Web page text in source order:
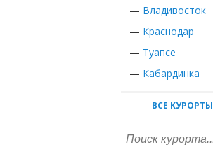
— Владивосток
— Краснодар
— Туапсе
— Кабардинка
ВСЕ КУРОРТЫ